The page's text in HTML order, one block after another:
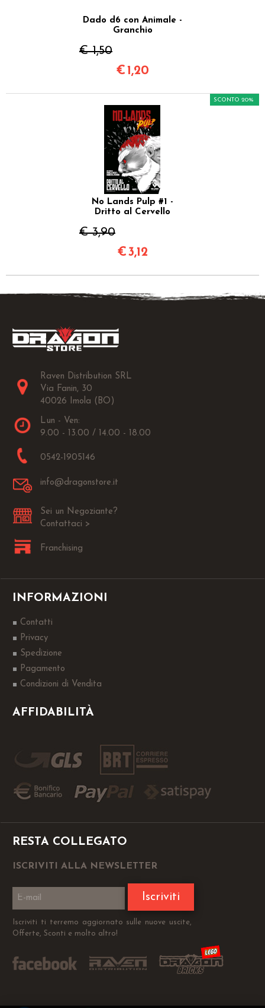
Dado d6 con Animale -
Granchio
€ 1,50
€ 1,20
No Lands Pulp #1 -
Dritto al Cervello
€ 3,90
SCONTO 20%
€3,12
Raven Distribution SRL
Via Fanin, 30
40026 Imola (BO)
Lun - Ven:
9.00 - 13.00 / 14.00 - 18.00
0542-1905146
info@dragonstore.it
Sei un Negoziante?
Contattaci >
Franchising
INFORMAZIONI
Contatti
Privacy
Spedizione
Pagamento
Condizioni di Vendita
AFFIDABILITÀ
RESTA COLLEGATO
ISCRIVITI ALLA NEWSLETTER
Iscriviti
Iscriviti ti terremo aggiornato sulle nuove uscite,
Offerte, Sconti e molto altro!